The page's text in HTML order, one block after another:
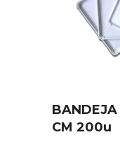
BANDEJA
CM 200u